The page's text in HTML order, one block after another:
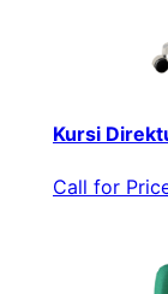
Kursi
Call for